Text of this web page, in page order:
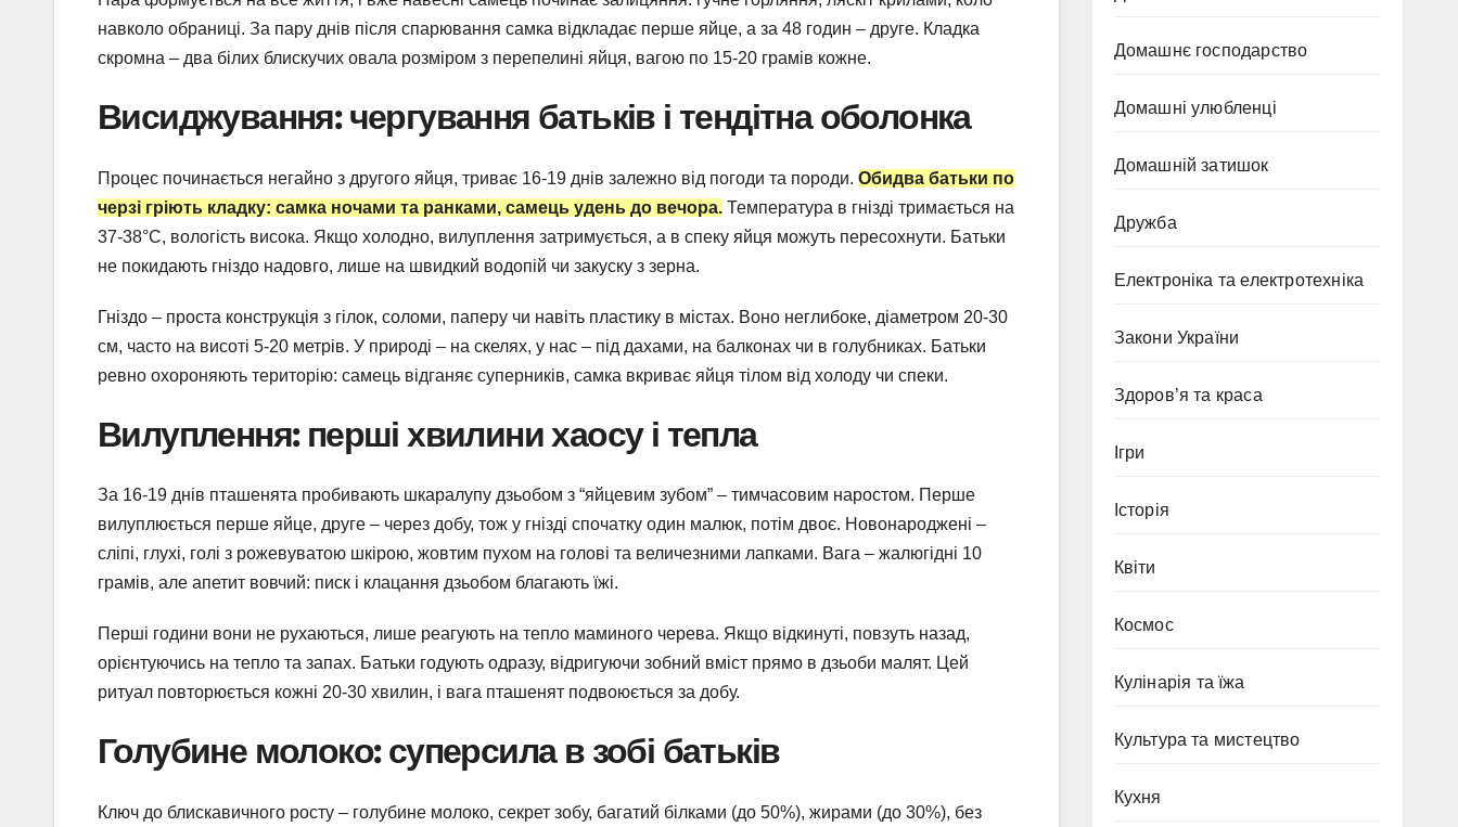
навколо обраниці. За пару днів після спарювання самка відкладає перше яйце, а за 48 годин – друге. Кладка
скромна – два білих блискучих овала розміром з перепелині яйця, вагою по 15-20 грамів кожне.
Висиджування: чергування батьків і тендітна оболонка
Процес починається негайно з другого яйця, триває 16-19 днів залежно від погоди та породи. Обидва батьки по
черзі гріють кладку: самка ночами та ранками, самець удень до вечора. Температура в гнізді тримається на
37-38°C, вологість висока. Якщо холодно, вилуплення затримується, а в спеку яйця можуть пересохнути. Батьки
не покидають гніздо надовго, лише на швидкий водопій чи закуску з зерна.
Гніздо – проста конструкція з гілок, соломи, паперу чи навіть пластику в містах. Воно неглибоке, діаметром 20-30
см, часто на висоті 5-20 метрів. У природі – на скелях, у нас – під дахами, на балконах чи в голубниках. Батьки
ревно охороняють територію: самець відганяє суперників, самка вкриває яйця тілом від холоду чи спеки.
Вилуплення: перші хвилини хаосу і тепла
За 16-19 днів пташенята пробивають шкаралупу дзьобом з “яйцевим зубом” – тимчасовим наростом. Перше
вилуплюється перше яйце, друге – через добу, тож у гнізді спочатку один малюк, потім двоє. Новонароджені –
сліпі, глухі, голі з рожевуватою шкірою, жовтим пухом на голові та величезними лапками. Вага – жалюгідні 10
грамів, але апетит вовчий: писк і клацання дзьобом благають їжі.
Перші години вони не рухаються, лише реагують на тепло маминого черева. Якщо відкинуті, повзуть назад,
орієнтуючись на тепло та запах. Батьки годують одразу, відригуючи зобний вміст прямо в дзьоби малят. Цей
ритуал повторюється кожні 20-30 хвилин, і вага пташенят подвоюється за добу.
Голубине молоко: суперсила в зобі батьків
Ключ до блискавичного росту – голубине молоко, секрет зобу, багатий білками (до 50%), жирами (до 30%), без
Домашнє господарство
Домашні улюбленці
Домашній затишок
Дружба
Електроніка та електротехніка
Закони України
Здоров’я та краса
Ігри
Історія
Квіти
Космос
Кулінарія та їжа
Культура та мистецтво
Кухня